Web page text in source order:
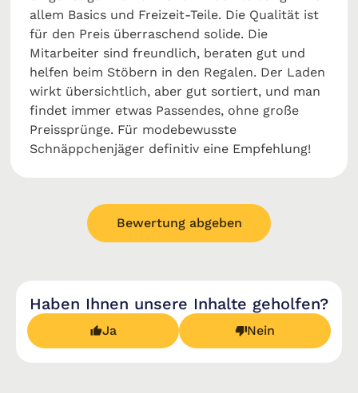
allem Basics und Freizeit‑Teile. Die Qualität ist
für den Preis überraschend solide. Die
Mitarbeiter sind freundlich, beraten gut und
helfen beim Stöbern in den Regalen. Der Laden
wirkt übersichtlich, aber gut sortiert, und man
findet immer etwas Passendes, ohne große
Preissprünge. Für modebewusste
Schnäppchenjäger definitiv eine Empfehlung!
Bewertung abgeben
Haben Ihnen unsere Inhalte geholfen?
Ja Nein